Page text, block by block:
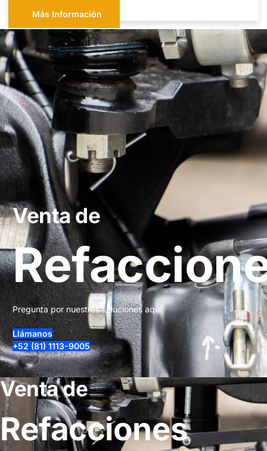
Más Información
Venta de
Pregunta por nuestras soluciones aquí
Llámanos
+52 (81) 1113-9005
Venta de
Refacciones